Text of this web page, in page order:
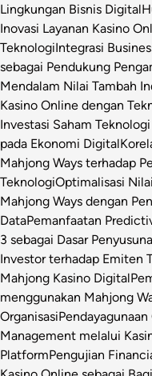
Lingkungan Bisnis Digital
Inovasi Layanan Kasino
TeknologiIntegrasi
sebagai Pendukung
Mendalam Nilai Tambah
Kasino Online dengan
Investasi Saham
pada Ekonomi Digital
Mahjong Ways terhadap
TeknologiOptimalisasi
Mahjong Ways dengan
DataPemanfaatan
3 sebagai Dasar
Investor terhadap Emiten
Mahjong Kasino Digital
menggunakan Mahjong
Organisasi
Management melalui
PlatformPengujian